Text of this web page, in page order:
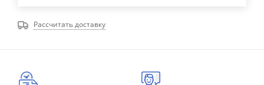
Рассчитать доставку